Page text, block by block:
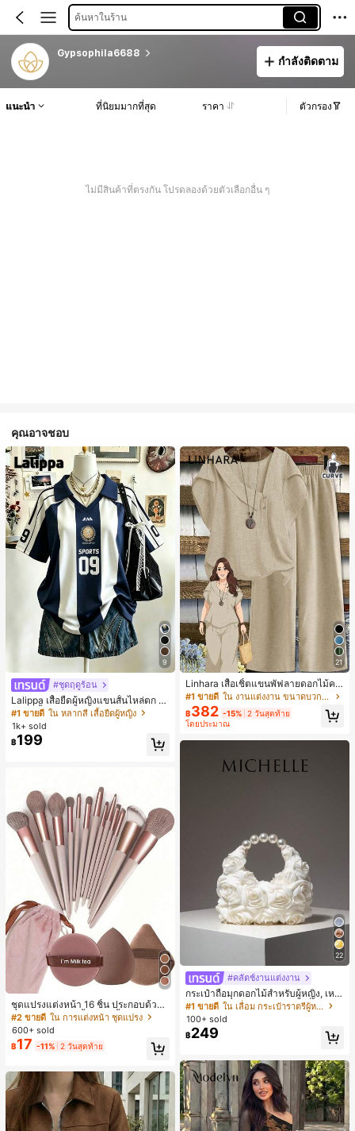
ค้นหาในร้าน
Gypsophila6688
กำลังติดตาม
แนะนำ ที่นิยมมากที่สุด ราคา ตัวกรอง
ไม่มีสินค้าที่ตรงกัน โปรดลองด้วยตัวเลือกอื่น ๆ
คุณอาจชอบ
9
#ชุดฤดูร้อน
Lalippa เสื้อยืดผู้หญิงแขนสั้นไหล่ตก ค
อวีปกเสื้อ ลายพิมพ์ดิจิทัลลายทาง สไตล์
สปอร์ตแฟชั่นมินิมอล ของขวัญสำหรับเ
พื่อน
#1 ขายดี ใน หลากสี เสื้อยืดผู้หญิง
1k+ sold
฿199
ชุดแปรงแต่งหน้า 16 ชิ้น ประกอบด้วยแ
ปรงแต่งหน้า 13 ชิ้น, ฟองน้ำแต่งหน้ารู
ปหยดน้ำ 1 ชิ้น, แปรงแป้งรองพื้นกลม 1
ชิ้น และฟองน้ำแต่งหน้ารูปสามเหลี่ยม
1 ชิ้น - ชุดคลาสสิก ทำจากขนสังเคราะ
ห์นุ่มและเป็นมิตรต่อผิว เหมาะสำหรับผู้
หญิงและเด็กผู้หญิง เหมาะสำหรับฤดูใบ
ไม้ร่วงและฤดูหนาว
#2 ขายดี ใน การแต่งหน้า ชุดแปรง
600+ sold
฿17 -11% 2 วันสุดท้าย
21
Linhara เสื้อเชิ้ตแขนพัฟลายดอกไม้คอ
ปกไม่สมมาตรสำหรับผู้หญิงไซส์ใหญ่ +
กางเกงลำลองทรงหลวมเอวยางยืด 2 ชิ้
น สำหรับฤดูใบไม้ผลิ/ฤดูร้อน
#1 ขายดี ใน งานแต่งงาน ขนาดบวก Co-Ords
฿382 -15% 2 วันสุดท้าย
โดยประมาณ
22
#คลัตช์งานแต่งงาน
กระเป๋าถือมุกดอกไม้สำหรับผู้หญิง, เหม
าะสำหรับชุดราตรี, ชุดบอล, เครื่องประ
ดับงานแต่งงาน, กระเป๋าสตางค์สุภาพส
ตรีหรูหรา, ของขวัญสำหรับผู้หญิง (ลาย
สุ่ม)
#1 ขายดี
ใน เลื่อม กระเป๋าราตรีผู้หญิง
100+ sold
฿249